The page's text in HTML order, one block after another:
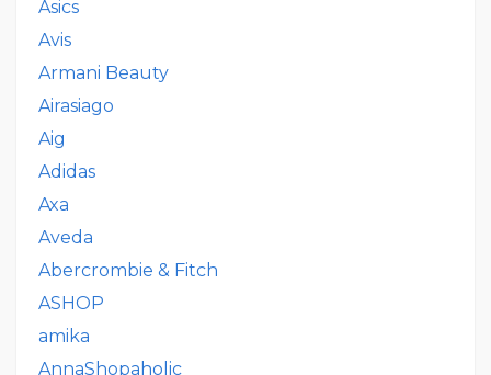
Asics
Avis
Armani Beauty
Airasiago
Aig
Adidas
Axa
Aveda
Abercrombie & Fitch
ASHOP
amika
AnnaShopaholic